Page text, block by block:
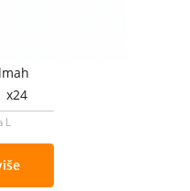
x24
L